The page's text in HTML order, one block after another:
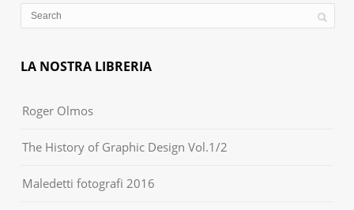
LA NOSTRA LIBRERIA
Roger Olmos
The History of Graphic Design Vol.1/2
Maledetti fotografi 2016